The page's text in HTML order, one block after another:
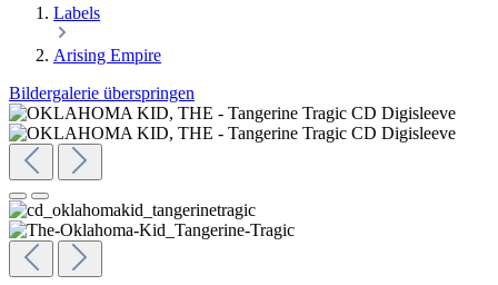
Labels
Arising Empire
Bildergalerie überspringen